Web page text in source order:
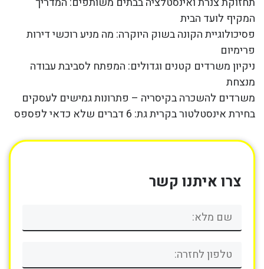
המקיף לועד הבית
פסיכולוגיית הקונה בשוק היוקרה: מה מניע רוכשי דירות
פרימיום
ניקיון משרדים קטנים וגדולים: המפתח לסביבת עבודה
מנצחת
משרדים להשכרה בקיסריה – פתרונות גמישים לעסקים
בחירת אינסטלטור בקרית גת: 6 דברים שלא כדאי לפספס
צרו איתנו קשר